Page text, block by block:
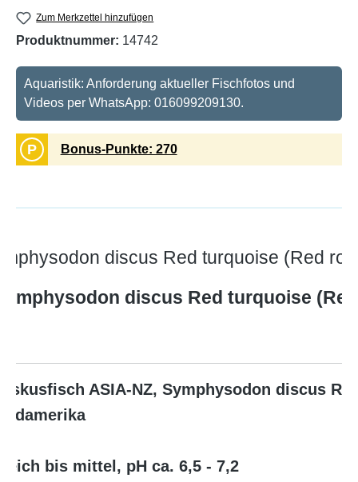
Zum Merkzettel hinzufügen
Produktnummer: 14742
Aquaristik: Anforderung aktueller Fischfotos und
Videos per WhatsApp: 016099209130.
P Bonus-Punkte: 270
discus Red turquoise (Red
discus Red turquoise
ASIA-NZ, Symphysodon discus
bis mittel, pH ca. 6,5 - 7,2